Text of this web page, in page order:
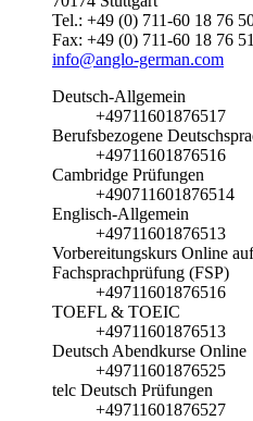
Tel.: +49 (0) 711-60 18 76
Fax: +49 (0) 711-60 18 76
info@anglo-german.com
Deutsch-Allgemein
+49711601876517
Berufsbezogene
+49711601876516
Cambridge Prüfungen
+490711601876514
Englisch-Allgemein
+49711601876513
Vorbereitungskurs Online
Fachsprachprüfung (FSP)
+49711601876516
TOEFL & TOEIC
+49711601876513
Deutsch Abendkurse Online
+49711601876525
telc Deutsch Prüfungen
+49711601876527